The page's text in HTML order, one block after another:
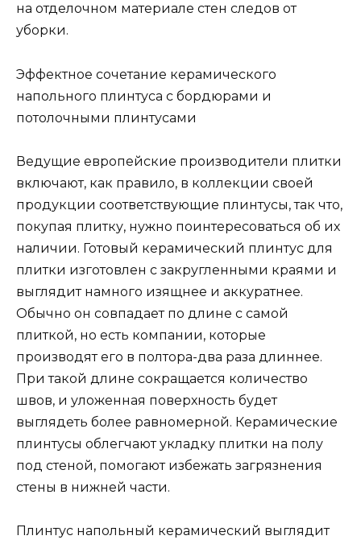
на отделочном материале стен следов от
уборки.
Эффектное сочетание керамического
напольного плинтуса с бордюрами и
потолочными плинтусами
Ведущие европейские производители плитки
включают, как правило, в коллекции своей
продукции соответствующие плинтусы, так что,
покупая плитку, нужно поинтересоваться об их
наличии. Готовый керамический плинтус для
плитки изготовлен с закругленными краями и
выглядит намного изящнее и аккуратнее.
Обычно он совпадает по длине с самой
плиткой, но есть компании, которые
производят его в полтора-два раза длиннее.
При такой длине сокращается количество
швов, и уложенная поверхность будет
выглядеть более равномерной. Керамические
плинтусы облегчают укладку плитки на полу
под стеной, помогают избежать загрязнения
стены в нижней части.
Плинтус напольный керамический выглядит